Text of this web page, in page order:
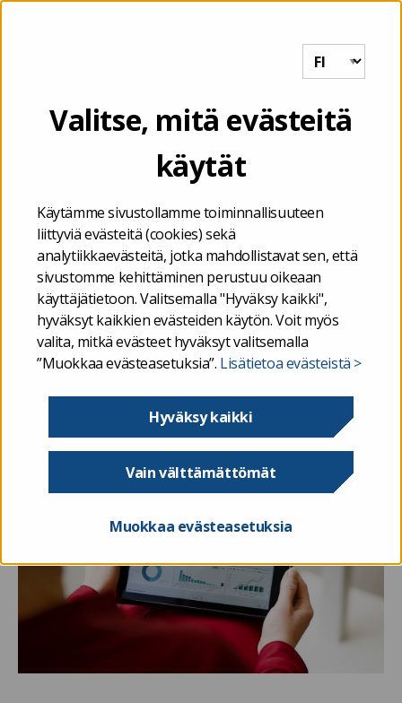
Valitse, mitä evästeitä
käytät
Käytämme sivustollamme toiminnallisuuteen
liittyviä evästeitä (cookies) sekä
analytiikkaevästeitä, jotka mahdollistavat sen, että
sivustomme kehittäminen perustuu oikeaan
käyttäjätietoon. Valitsemalla "Hyväksy kaikki",
hyväksyt kaikkien evästeiden käytön. Voit myös
valita, mitkä evästeet hyväksyt valitsemalla
”Muokkaa evästeasetuksia”. Lisätietoa evästeistä >
Hyväksy kaikki
Vain välttämättömät
Muokkaa evästeasetuksia
Valtiontalouden
kuukausikatsaus
kesäkuulta 2023
uutiset